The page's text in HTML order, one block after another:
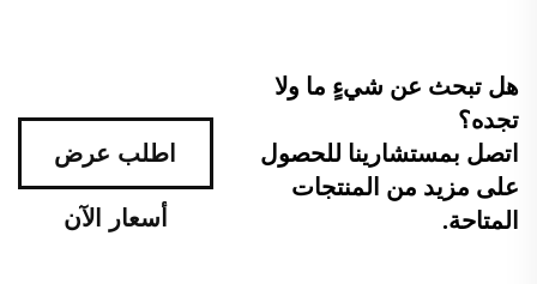
هل تبحث عن شيءٍ ما ولا
تجده؟
اتصل بمستشارينا للحصول
على مزيد من المنتجات
المتاحة.
اطلب عرض
أسعار الآن